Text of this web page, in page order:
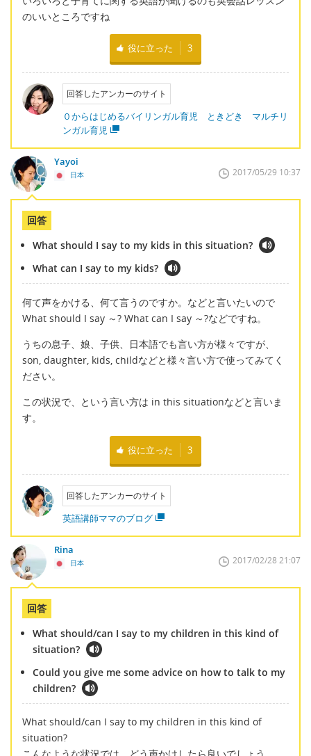
のいいところですね
役に立った 3
回答したアンカーのサイト
０からはじめるバイリンガル育児 ときどき マルチリ
ンガル育児
Yayoi
日本 2017/05/29 10:37
回答
What should I say to my kids in this situation?
What can I say to my kids?
何て声をかける、何て言うのですか。などと言いたいので
What should I say ～? What can I say ～?などですね。
うちの息子、娘、子供、日本語でも言い方が様々ですが、
son, daughter, kids, childなどと様々言い方で使ってみてく
ださい。
この状況で、という言い方は in this situationなどと言いま
す。
役に立った 3
回答したアンカーのサイト
英語講師ママのブログ
Rina
日本 2017/02/28 21:07
回答
What should/can I say to my children in this kind of
situation?
Could you give me some advice on how to talk to my
children?
What should/can I say to my children in this kind of
situation?